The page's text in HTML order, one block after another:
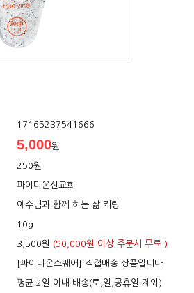
17165237541666
5,000원
250원
파이디온선교회
예수님과 함께 하는 삶 키링
10g
3,500원 (50,000원 이상 주문시 무료 )
[파이디온스퀘어] 직접배송 상품입니다
평균 2일 이내 배송(토,일,공휴일 제외)